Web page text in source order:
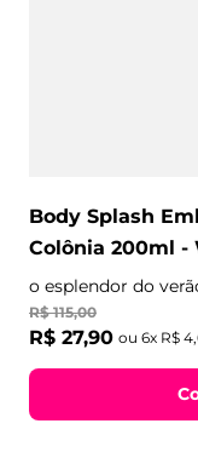
Body Splash
Colônia 200ml -
o esplendor do
R$ 115,00
R$ 27,90 ou 6x R$ 4,